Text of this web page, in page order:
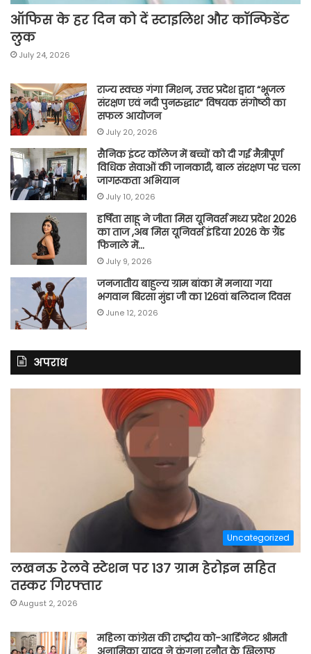
ऑफिस के हर दिन को दें स्टाइलिश और कॉन्फिडेंट
लुक
July 24, 2026
राज्य स्वच्छ गंगा मिशन, उत्तर प्रदेश द्वारा “भूजल
संरक्षण एवं नदी पुनरुद्धार” विषयक संगोष्ठी का
सफल आयोजन
July 20, 2026
सैनिक इंटर कॉलेज में बच्चों को दी गई मैत्रीपूर्ण
विधिक सेवाओं की जानकारी, बाल संरक्षण पर चला
जागरूकता अभियान
July 10, 2026
हर्षिता साहू ने जीता मिस यूनिवर्स मध्य प्रदेश 2026
का ताज ,अब मिस यूनिवर्स इंडिया 2026 के ग्रैंड
फिनाले में…
July 9, 2026
जनजातीय बाहुल्य ग्राम बांका में मनाया गया
भगवान बिरसा मुंडा जी का 126वां बलिदान दिवस
June 12, 2026
अपराध
Uncategorized
लखनऊ रेलवे स्टेशन पर 137 ग्राम हेरोइन सहित
तस्कर गिरफ्तार
August 2, 2026
महिला कांग्रेस की राष्ट्रीय को-आर्डिनेटर श्रीमती
अनामिका यादव ने कंगना रनौत के खिलाफ